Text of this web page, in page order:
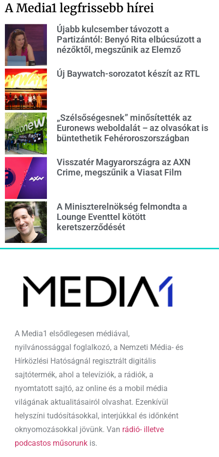
A Media1 legfrissebb hírei
Újabb kulcsember távozott a
Partizántól: Benyó Rita elbúcsúzott a
nézőktől, megszűnik az Elemző
Új Baywatch-sorozatot készít az RTL
„Szélsőségesnek” minősítették az
Euronews weboldalát – az olvasókat is
büntethetik Fehéroroszországban
Visszatér Magyarországra az AXN
Crime, megszűnik a Viasat Film
A Miniszterelnökség felmondta a
Lounge Eventtel kötött
keretszerződését
A Media1 elsődlegesen médiával,
nyilvánossággal foglalkozó, a Nemzeti Média- és
Hírközlési Hatóságnál regisztrált digitális
sajtótermék, ahol a televíziók, a rádiók, a
nyomtatott sajtó, az online és a mobil média
világának aktualitásairól olvashat. Ezenkívül
helyszíni tudósításokkal, interjúkkal és időnként
oknyomozásokkal jövünk. Van rádió- illetve
podcastos műsorunk is.